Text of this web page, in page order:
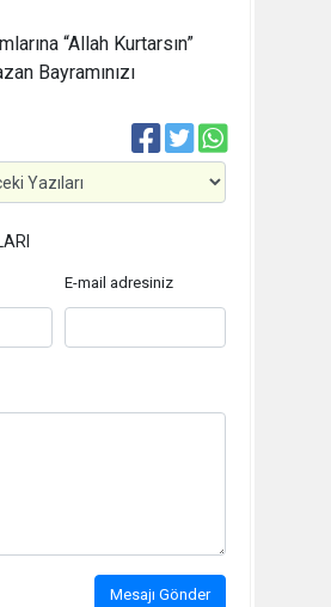
“Allah Kurtarsın”
Bayramınızı
E-mail adresiniz
Mesajı Gönder